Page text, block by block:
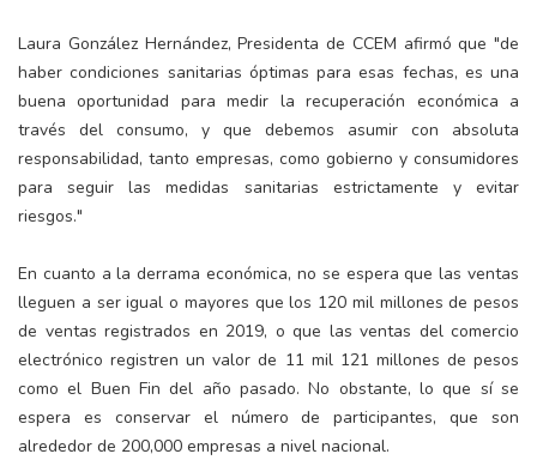
Laura González Hernández, Presidenta de CCEM afirmó que "de
haber condiciones sanitarias óptimas para esas fechas, es una
buena oportunidad para medir la recuperación económica a
través del consumo, y que debemos asumir con absoluta
responsabilidad, tanto empresas, como gobierno y consumidores
para seguir las medidas sanitarias estrictamente y evitar
riesgos."
En cuanto a la derrama económica, no se espera que las ventas
lleguen a ser igual o mayores que los 120 mil millones de pesos
de ventas registrados en 2019, o que las ventas del comercio
electrónico registren un valor de 11 mil 121 millones de pesos
como el Buen Fin del año pasado. No obstante, lo que sí se
espera es conservar el número de participantes, que son
alrededor de 200,000 empresas a nivel nacional.